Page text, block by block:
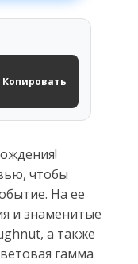
Копировать
чтобы
На ее
и знаменитые
а также
гамма